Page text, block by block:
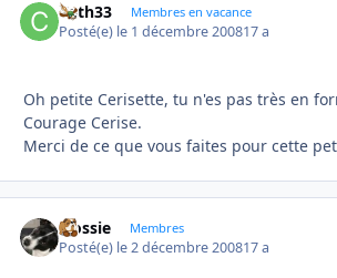
Cath33 Membres en vacance
Posté(e) le 1 décembre 200817 a
Oh petite Cerisette, tu n'es pas très en
Courage Cerise.
Merci de ce que vous faites pour cette
Flossie Membres
Posté(e) le 2 décembre 200817 a